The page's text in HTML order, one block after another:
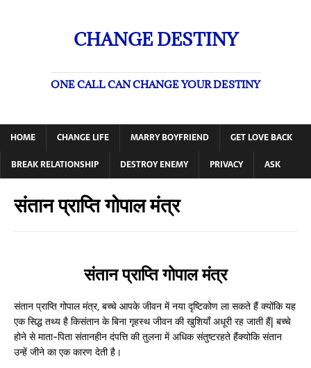
CHANGE DESTINY
ONE CALL CAN CHANGE YOUR DESTINY
HOME CHANGE LIFE MARRY BOYFRIEND
GET LOVE BACK
BREAK RELATIONSHIP
DESTROY ENEMY PRIVACY ASK
संतान प्राप्ति गोपाल मंत्र
संतान प्राप्ति गोपाल मंत्र
संतान प्राप्ति गोपाल मंत्र, बच्चे आपके जीवन में नया दृष्टिकोण ला सकते हैं क्योंकि यह
एक सिद्ध तथ्य है किसंतान के बिना गृहस्थ जीवन की खुशियाँ अधूरी रह जाती हैं| बच्चे
होने से माता-पिता संतानहीन दंपत्ति की तुलना में अधिक संतुष्टरहते हैंक्योकि संतान
उन्हें जीने का एक कारण देती है।